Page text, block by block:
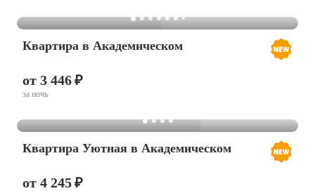
Квартира в Академическом
от 3 446 ₽
за ночь
Квартира Уютная в Академическом
от 4 245 ₽